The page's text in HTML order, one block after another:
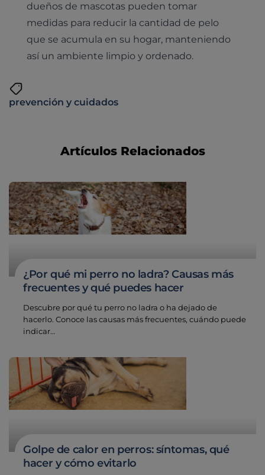
dueños de mascotas pueden tomar
medidas para reducir la cantidad de pelo
que se acumula en su hogar, manteniendo
así un ambiente limpio y ordenado.
prevención y cuidados
Artículos Relacionados
¿Por qué mi perro no ladra? Causas más
frecuentes y qué puedes hacer
Descubre por qué tu perro no ladra o ha dejado de
hacerlo. Conoce las causas más frecuentes, cuándo puede
indicar…
Golpe de calor en perros: síntomas, qué
hacer y cómo evitarlo